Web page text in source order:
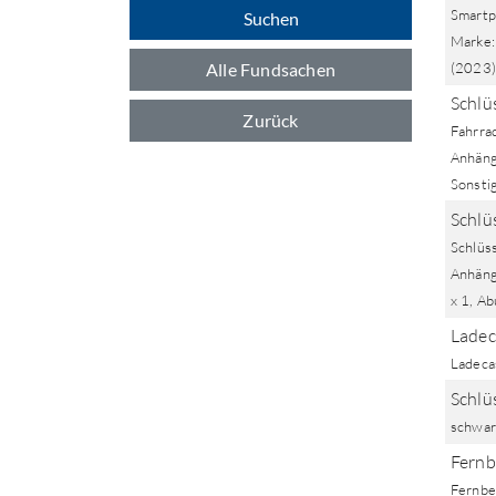
Suchen
Alle Fundsachen
Zurück
x 1,